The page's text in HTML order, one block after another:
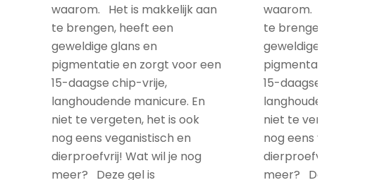
waarom. Het is makkelijk aan
te brengen, heeft een
geweldige glans en
pigmentatie en zorgt voor een
15-daagse chip-vrije,
langhoudende manicure. En
niet te vergeten, het is ook
nog eens veganistisch en
dierproefvrij! Wat wil je nog
meer? Deze gel is
waarom. Het is
te brengen, heeft
geweldige glans en
pigmentatie en
15-daagse chip-vrije,
langhoudende
niet te vergeten, het
nog eens
dierproefvrij! Wat
meer? Deze gel is